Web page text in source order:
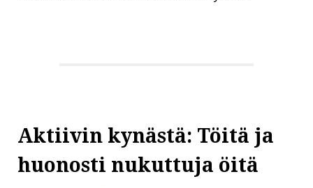
Aktiivin kynästä: Töitä ja
huonosti nukuttuja öitä